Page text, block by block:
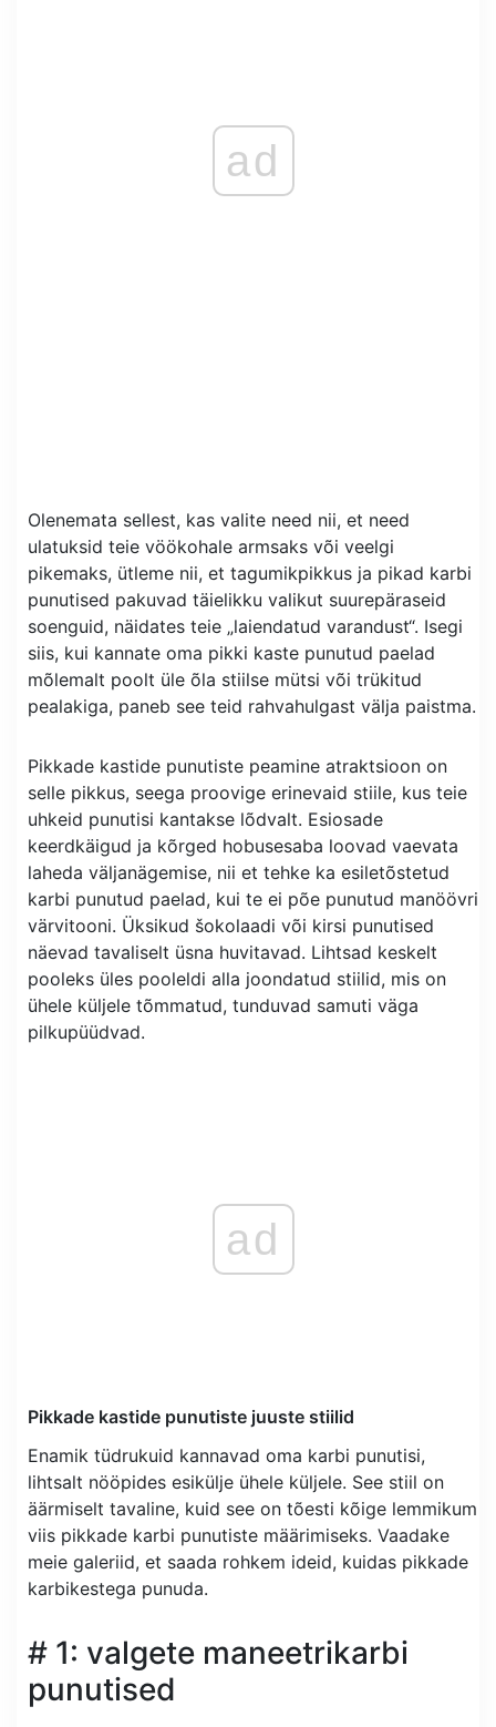
ad
Olenemata sellest, kas valite need nii, et need
ulatuksid teie vöökohale armsaks või veelgi
pikemaks, ütleme nii, et tagumikpikkus ja pikad karbi
punutised pakuvad täielikku valikut suurepäraseid
soenguid, näidates teie „laiendatud varandust“. Isegi
siis, kui kannate oma pikki kaste punutud paelad
mõlemalt poolt üle õla stiilse mütsi või trükitud
pealakiga, paneb see teid rahvahulgast välja paistma.
Pikkade kastide punutiste peamine atraktsioon on
selle pikkus, seega proovige erinevaid stiile, kus teie
uhkeid punutisi kantakse lõdvalt. Esiosade
keerdkäigud ja kõrged hobusesaba loovad vaevata
laheda väljanägemise, nii et tehke ka esiletõstetud
karbi punutud paelad, kui te ei põe punutud manöövri
värvitooni. Üksikud šokolaadi või kirsi punutised
näevad tavaliselt üsna huvitavad. Lihtsad keskelt
pooleks üles pooleldi alla joondatud stiilid, mis on
ühele küljele tõmmatud, tunduvad samuti väga
pilkupüüdvad.
ad
Pikkade kastide punutiste juuste stiilid
Enamik tüdrukuid kannavad oma karbi punutisi,
lihtsalt nööpides esikülje ühele küljele. See stiil on
äärmiselt tavaline, kuid see on tõesti kõige lemmikum
viis pikkade karbi punutiste määrimiseks. Vaadake
meie galeriid, et saada rohkem ideid, kuidas pikkade
karbikestega punuda.
# 1: valgete maneetrikarbi
punutised